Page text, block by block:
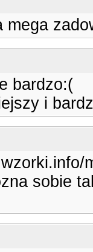
mega
bardzo:(
i
sobie